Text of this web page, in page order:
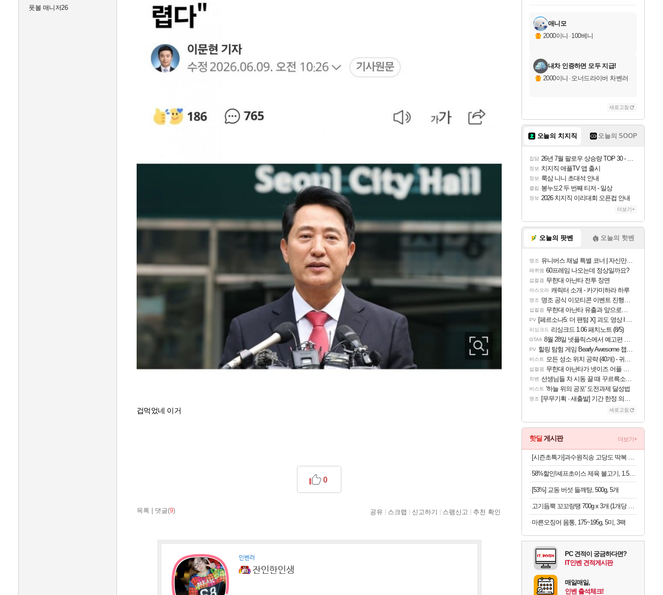
풋볼 매니저26
겁먹었네 이거
목록 댓글(9)
0
공유 스크랩 신고하기 스팸신고 추천 확인
인벤러
잔인한인생
교환.
당첨되셨습니다.
당첨되셨습니다.
당첨되셨습니다.
당첨되셨습니다.
당첨되셨습니다.
당첨되셨습니다.
에디션 (스팀코드)
당첨되셨습니다.
애니모
2000이니 · 100베니
내차 인증하면 모두 지급!
2000이니 · 오너드라이버 차벤러
새로고침
오늘의 치지직 오늘의 SOOP
잡담 26년 7월 팔로우 상승량 TOP 30 - 월간 치지직
정보 치지직 애플TV 앱 출시
정보 룩삼 니니 초대석 안내
클립 봉누도2 두 번째 티저 - 일상
정보 2026 치지직 이리대회 오픈컵 안내
더보기+
오늘의 팟벤 오늘의 핫벤
명조 유니버스 채널 특별 코너 | 자신만의 스타일
레퀴엠 60프레임 나오는데 정상일까요?
섭컬겜 무한대 아난타 전투 장면
아스오라 캐릭터 소개 - 카가미하라 하루
명조 명조 공식 이모티콘 이벤트 진행해봤습니다! 참여부터 추첨까지????
섭컬겜 무한대 아난타 유출과 앞으로의 예상 (루머)
PV [페르소나5: 더 팬텀 X] 괴도 영상 l 타카마키 안·댄싱 스타
리싱크드 리싱크드 1.06 패치노트 (8/5)
GTA6 8월 28일 넷플릭스에서 예고편 공개 예정
PV 힐링 탐험 게임 Bearly Awesome 챕터 1 트레일러
비스트 모든 성소 위치 공략 (40개) - 귀환한 영혼 도전과제
섭컬겜 무한대 아난타가 넷이즈 어플 달력에 일정 등록
차벤 선생님들 차 시동 끌 때 꾸르륵소리나는데
비스트 '하늘 위의 공포' 도전과제 달성법
명조 [무무기획 · 새출발] 기간 한정 의뢰 이벤트
새로고침
핫딜 게시판 더보기+
[시즌초특가]과수원직송 고당도 딱복 차돌복숭아, 1박스, 2kg (9-10과)
58%할인!셰프초이스 제육 불고기, 1.5kg, 1개
[53%] 교동 버섯 들깨탕, 500g, 5개
고기듬뿍 꼬꼬랑땡 700g x 3개 (1개당 8,633원)
마른오징어 몸통, 175~195g, 5미, 3팩
PC 견적이 궁금하다면?
IT인벤 견적게시판
매일매일,
인벤 출석체크!